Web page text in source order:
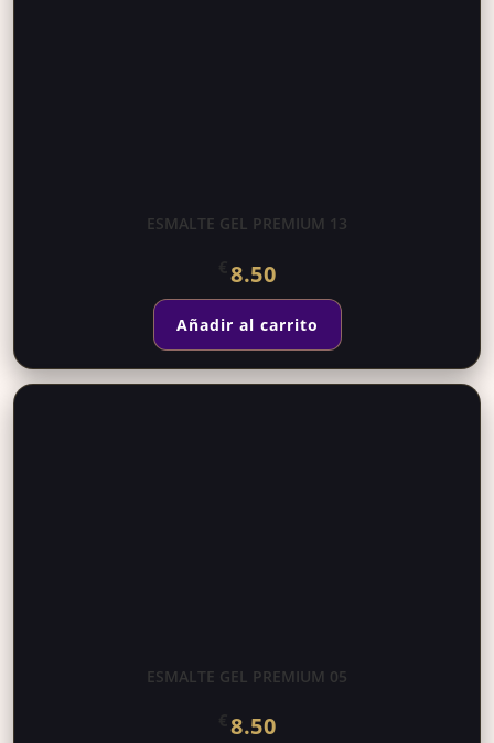
ESMALTE GEL PREMIUM 13
8.50
Añadir al carrito
ESMALTE GEL PREMIUM 05
8.50